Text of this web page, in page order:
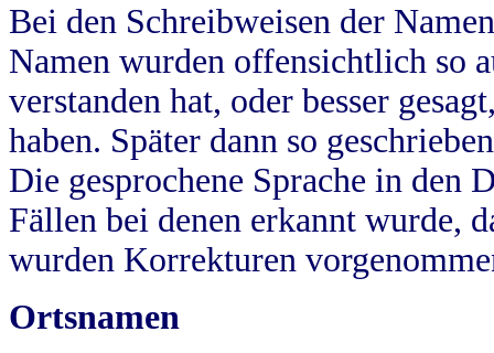
Bei den Schreibweisen der
Namen wurden offensichtlich so
verstanden hat, oder besser
haben. Später dann so
Die gesprochene Sprache in
Fällen bei denen erkannt wurde,
wurden Korrekturen
Ortsnamen